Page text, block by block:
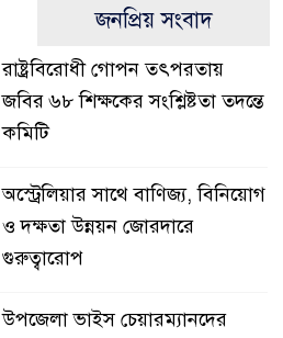
জনপ্রিয় সংবাদ
রাষ্ট্রবিরোধী গোপন তৎপরতায়
জবির ৬৮ শিক্ষকের সংশ্লিষ্টতা তদন্তে
কমিটি
অস্ট্রেলিয়ার সাথে বাণিজ্য, বিনিয়োগ
ও দক্ষতা উন্নয়ন জোরদারে
গুরুত্বারোপ
উপজেলা ভাইস চেয়ারম্যানদের